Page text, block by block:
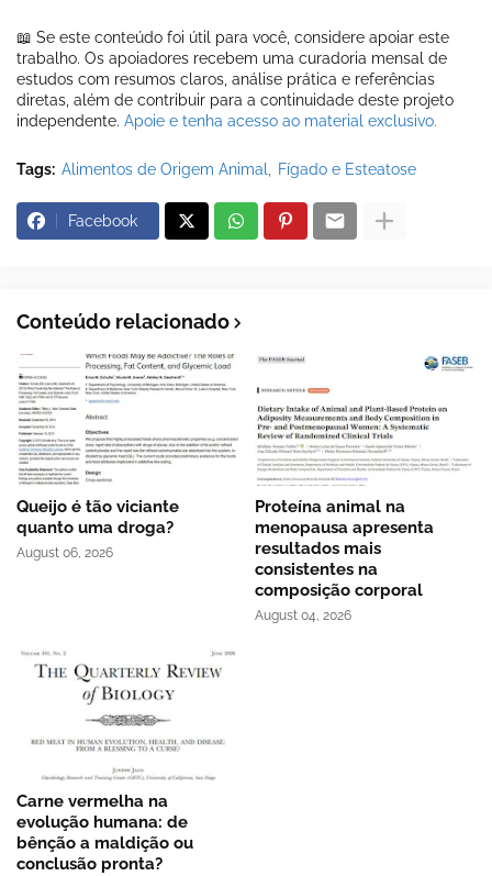
📖 Se este conteúdo foi útil para você, considere apoiar este
trabalho. Os apoiadores recebem uma curadoria mensal de
estudos com resumos claros, análise prática e referências
diretas, além de contribuir para a continuidade deste projeto
independente. Apoie e tenha acesso ao material exclusivo.
Tags: Alimentos de Origem Animal Fígado e Esteatose
Facebook
Conteúdo relacionado
Queijo é tão viciante
quanto uma droga?
August 06, 2026
Proteína animal na
menopausa apresenta
resultados mais
consistentes na
composição corporal
August 04, 2026
Carne vermelha na
evolução humana: de
bênção a maldição ou
conclusão pronta?